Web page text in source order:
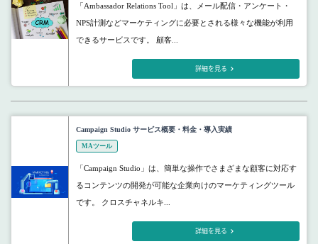
「Ambassador Relations Tool」は、メール配信・アンケート・
NPS計測などマーケティングに必要とされる様々な機能が利用
できるサービスです。 顧客...
詳細を見る
Campaign Studio サービス概要・料金・導入実績
MAツール
「Campaign Studio」は、簡単な操作でさまざまな顧客に対応す
るコンテンツの開発が可能な企業向けのマーケティングツール
です。 クロスチャネルキ...
詳細を見る